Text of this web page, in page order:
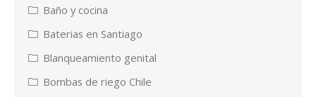
Baño y cocina
Baterias en Santiago
Blanqueamiento genital
Bombas de riego Chile